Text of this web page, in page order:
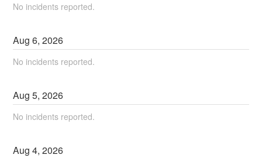
No incidents reported.
Aug6,2026
No incidents reported.
Aug5,2026
No incidents reported.
Aug4,2026